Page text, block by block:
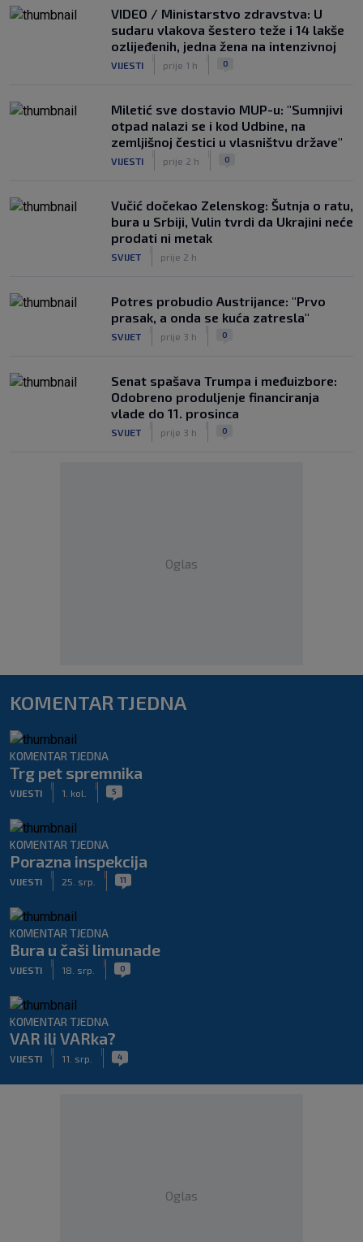
VIDEO / Ministarstvo zdravstva: U
sudaru vlakova šestero teže i 14 lakše
ozlijeđenih, jedna žena na intenzivnoj
VIJESTI prije 1 h 0
Miletić sve dostavio MUP-u: "Sumnjivi
otpad nalazi se i kod Udbine, na
zemljišnoj čestici u vlasništvu države"
VIJESTI prije 2 h 0
Vučić dočekao Zelenskog: Šutnja o ratu,
bura u Srbiji, Vulin tvrdi da Ukrajini neće
prodati ni metak
SVIJET prije 2 h
Potres probudio Austrijance: "Prvo
prasak, a onda se kuća zatresla"
SVIJET prije 3 h 0
Senat spašava Trumpa i međuizbore:
Odobreno produljenje financiranja
vlade do 11. prosinca
SVIJET prije 3 h 0
Oglas
KOMENTAR TJEDNA
KOMENTAR TJEDNA
Trg pet spremnika
VIJESTI 1. kol. 5
KOMENTAR TJEDNA
Porazna inspekcija
VIJESTI 25. srp. 11
KOMENTAR TJEDNA
Bura u čaši limunade
VIJESTI 18. srp. 0
KOMENTAR TJEDNA
VAR ili VARka?
VIJESTI 11. srp. 4
Oglas